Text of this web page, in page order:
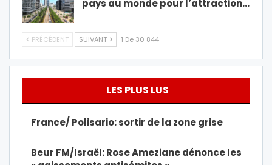
pays au monde pour l’attraction…
PRÉCÉDENT SUIVANT 1 De 30 844
LES PLUS LUS
France/ Polisario: sortir de la zone grise
Beur FM/Israël: Rose Ameziane dénonce les